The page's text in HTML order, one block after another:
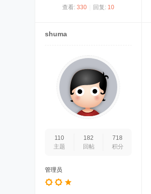
查看: 330 回复: 10
shuma
110
主题
182
回帖
718
积分
管理员